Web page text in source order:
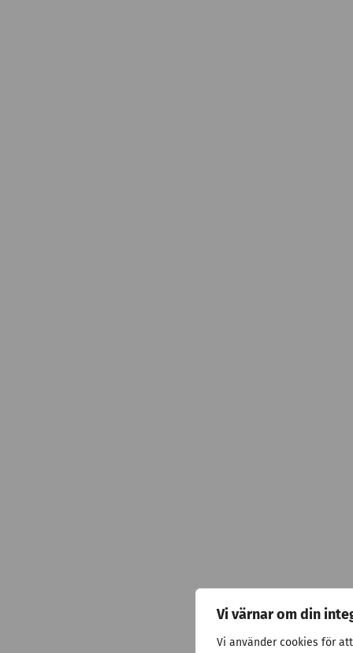
Vi värnar om din
Vi använder cookies för